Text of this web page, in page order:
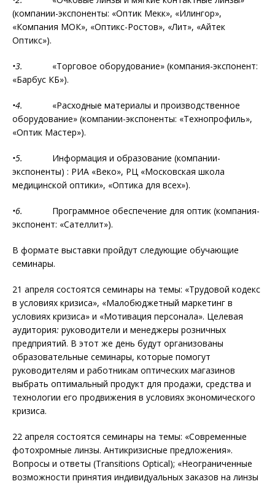
(компании-экспоненты: «Оптик Мекк», «Илингор»,
«Компания МОК», «Оптикс-Ростов», «Лит», «Айтек
Оптикс»).
•3. «Торговое оборудование» (компания-экспонент:
«Барбус КБ»).
•4. «Расходные материалы и производственное
оборудование» (компании-экспоненты: «Технопрофиль»,
«Оптик Мастер»).
•5. Информация и образование (компании-
экспоненты) : РИА «Веко», РЦ «Московская школа
медицинской оптики», «Оптика для всех»).
•6. Программное обеспечение для оптик (компания-
экспонент: «Сателлит»).
В формате выставки пройдут следующие обучающие
семинары.
21 апреля состоятся семинары на темы: «Трудовой кодекс
в условиях кризиса», «Малобюджетный маркетинг в
условиях кризиса» и «Мотивация персонала». Целевая
аудитория: руководители и менеджеры розничных
предприятий. В этот же день будут организованы
образовательные семинары, которые помогут
руководителям и работникам оптических магазинов
выбрать оптимальный продукт для продажи, средства и
технологии его продвижения в условиях экономического
кризиса.
22 апреля состоятся семинары на темы: «Современные
фотохромные линзы. Антикризисные предложения».
Вопросы и ответы (Transitions Optical); «Неограниченные
возможности принятия индивидуальных заказов на линзы